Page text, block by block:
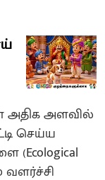
அதிக அளவில்
செய்ய
வளர்ச்சி